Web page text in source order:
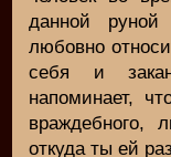
данной
любовно
себя и
напоминает,
враждебного,
откуда ты ей